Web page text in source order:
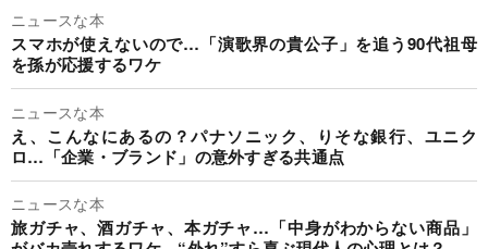
ニュースな本
スマホが使えないので…「演歌界の貴公子」を追う90代祖母
を孫が応援するワケ
ニュースな本
え、こんなにあるの？パナソニック、りそな銀行、ユニク
ロ…「企業・ブランド」の意外すぎる共通点
ニュースな本
旅ガチャ、酒ガチャ、本ガチャ…「中身がわからない商品」